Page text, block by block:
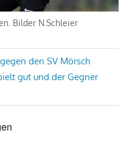
Bilder N.Schleier
den SV Mörsch
gut und der Gegner